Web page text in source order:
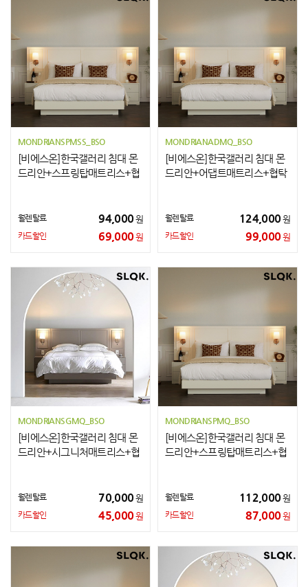
MONDRIANSPMSS_BSO
[비에스온]한국갤러리 침대 몬
드리안+스프링탑매트리스+협
월렌탈료 94,000원
카드할인 69,000원
MONDRIANADMQ_BSO
[비에스온]한국갤러리 침대 몬
드리안+어댑트매트리스+협탁
월렌탈료 124,000원
카드할인 99,000원
MONDRIANSGMQ_BSO
[비에스온]한국갤러리 침대 몬
드리안+시그니처매트리스+협
월렌탈료 70,000원
카드할인 45,000원
MONDRIANSPMQ_BSO
[비에스온]한국갤러리 침대 몬
드리안+스프링탑매트리스+협
월렌탈료 112,000원
카드할인 87,000원